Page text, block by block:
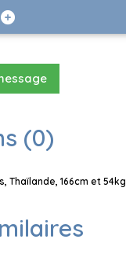
(0)
Thaïlande, 166cm et 54kg